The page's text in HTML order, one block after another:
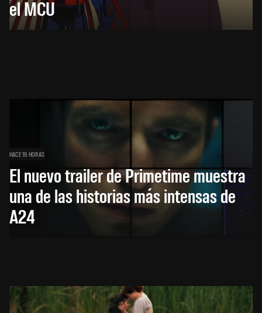
el MCU
HACE 19 HORAS
El nuevo trailer de Primetime muestra
una de las historias más intensas de
A24